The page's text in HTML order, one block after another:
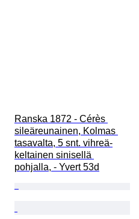
Ranska 1872 - Cérès
sileäreunainen, Kolmas
tasavalta, 5 snt. vihreä-
keltainen sinisellä
pohjalla, - Yvert 53d